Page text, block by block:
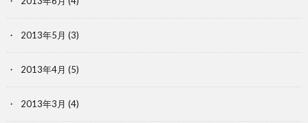
2013年5月 (3)
2013年4月 (5)
2013年3月 (4)